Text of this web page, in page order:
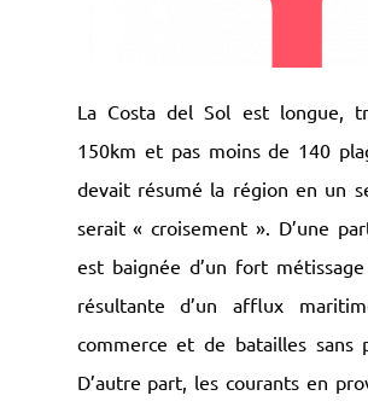
La Costa del Sol est longue,
150km et pas moins de 140
devait résumé la région en un
serait « croisement ». D’une
est baignée d’un fort
résultante d’un afflux
commerce et de batailles sans
D’autre part, les courants en